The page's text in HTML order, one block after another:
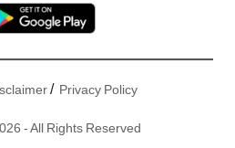
/ Privacy Policy
- All Rights Reserved